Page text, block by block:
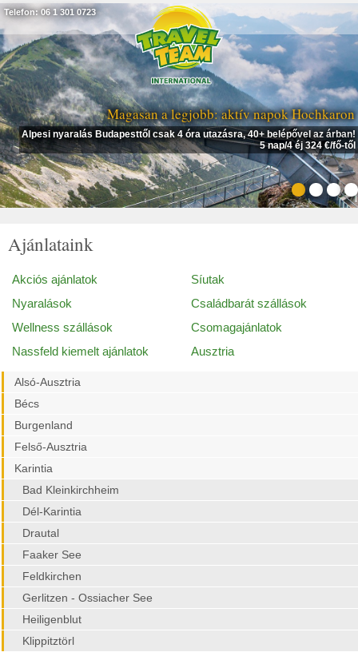
Magasan a legjobb: aktív napok Hochkaron
Alpesi nyaralás Budapesttől csak 4 óra utazásra, 40+ belépővel az árban!
5 nap/4 éj 324 €/fő-től
Telefon: 06 1 301 0723
Ajánlataink
Akciós ajánlatok
Síutak
Nyaralások
Családbarát szállások
Wellness szállások
Csomagajánlatok
Nassfeld kiemelt ajánlatok
Ausztria
Alsó-Ausztria
Bécs
Burgenland
Felső-Ausztria
Karintia
Bad Kleinkirchheim
Dél-Karintia
Drautal
Faaker See
Feldkirchen
Gerlitzen - Ossiacher See
Heiligenblut
Klippitztörl